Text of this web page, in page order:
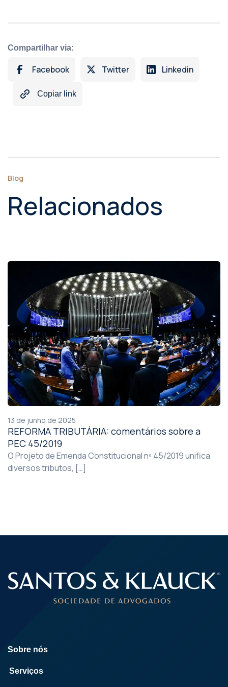
Compartilhar via:
Facebook Twitter Linkedin
Copiar link
Blog
Relacionados
13 de junho de 2025
REFORMA TRIBUTÁRIA: comentários sobre a
PEC 45/2019
O Projeto de Emenda Constitucional nº 45/2019 unifica
diversos tributos, […]
Sobre nós
Serviços